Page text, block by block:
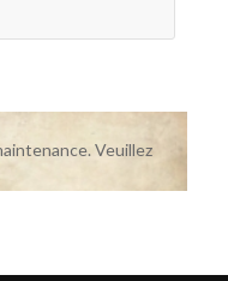
Veuillez